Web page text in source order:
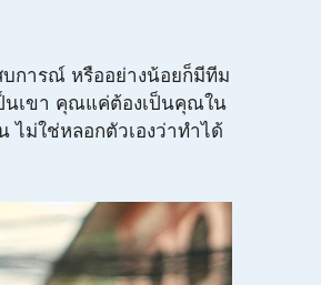
บการณ์ หรืออย่างน้อยก็มีทีม
นเขา คุณแค่ต้องเป็นคุณใน
ไม่ใช่หลอกตัวเองว่าทำได้